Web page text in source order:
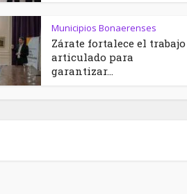
Municipios Bonaerenses
Zárate fortalece el trabajo
articulado para
garantizar...